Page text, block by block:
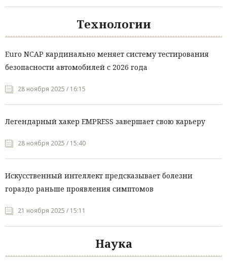
Технологии
Euro NCAP кардинально меняет систему тестирования
безопасности автомобилей с 2026 года
28 ноября 2025 / 16:15
Легендарный хакер EMPRESS завершает свою карьеру
28 ноября 2025 / 15:40
Искусственный интеллект предсказывает болезни
гораздо раньше проявления симптомов
21 ноября 2025 / 15:11
Наука